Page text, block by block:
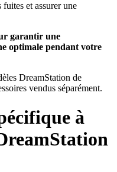
et assurer une
garantir une
optimale pendant votre
DreamStation de
vendus séparément.
à